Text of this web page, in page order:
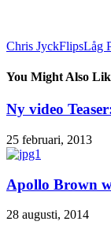
Chris JyckFlipsLåg
You Might Also
Ny video
25 februari, 2013
Apollo Brown
28 augusti, 2014